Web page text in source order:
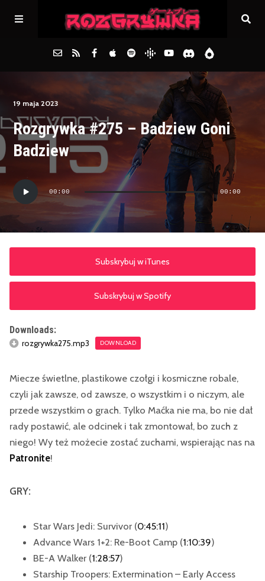
Archiwum
Kontakt
19 maja 2023
Rozgrywka #275 – Badziew Goni
Badziew
Odtwarzacz
plików
00:00 00:00
Subskrybuj w iTunes
Subskrybuj w Spotify
Downloads:
rozgrywka275.mp3 DOWNLOAD
Miecze świetlne, plastikowe czołgi i kosmiczne robale,
czyli jak zawsze, od zawsze, o wszystkim i o niczym, ale
przede wszystkim o grach. Tylko Maćka nie ma, bo nie dał
rady postawić, ale odcinek i tak zmontował, bo zuch z
niego! Wy też możecie zostać zuchami, wspierając nas na
Patronite!
GRY:
Star Wars Jedi: Survivor (0:45:11)
Advance Wars 1+2: Re-Boot Camp (1:10:39)
BE-A Walker (1:28:57)
Starship Troopers: Extermination – Early Access